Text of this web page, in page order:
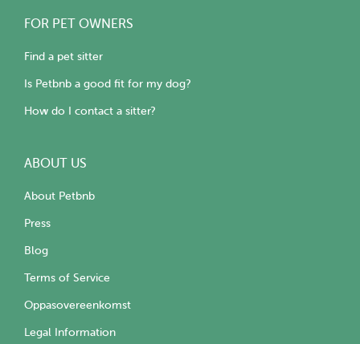
FOR PET OWNERS
Find a pet sitter
Is Petbnb a good fit for my dog?
How do I contact a sitter?
ABOUT US
About Petbnb
Press
Blog
Terms of Service
Oppasovereenkomst
Legal Information